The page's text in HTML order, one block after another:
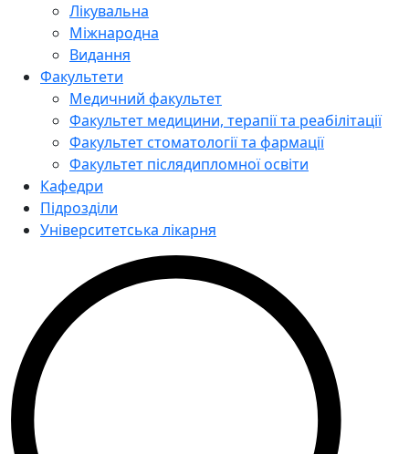
Лікувальна
Міжнародна
Видання
Факультети
Медичний факультет
Факультет медицини, терапії та реабілітації
Факультет стоматології та фармації
Факультет післядипломної освіти
Кафедри
Підрозділи
Університетська лікарня